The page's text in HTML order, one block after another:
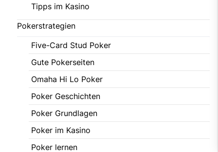
Tipps im Kasino
Pokerstrategien
Five-Card Stud Poker
Gute Pokerseiten
Omaha Hi Lo Poker
Poker Geschichten
Poker Grundlagen
Poker im Kasino
Poker lernen